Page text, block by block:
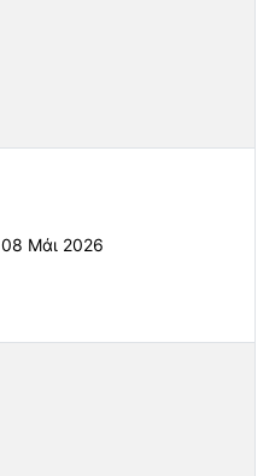
08 Μάι 2026